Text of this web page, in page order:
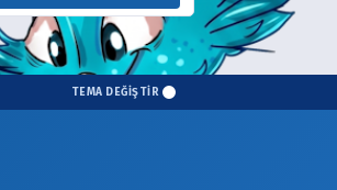
TEMA DEĞİŞTİR